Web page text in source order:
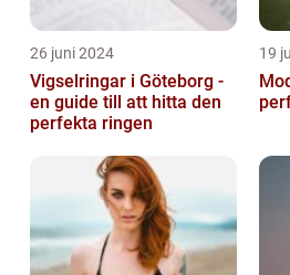
26 juni 2024
Vigselringar i Göteborg -
en guide till att hitta den
perfekta ringen
19